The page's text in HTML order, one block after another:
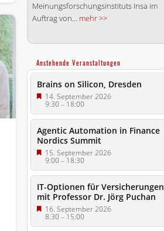
Meinungsforschungsinstituts Insa im
Auftrag von... mehr >>
Anstehende Veranstaltungen
Brains on Silicon, Dresden
14. September 2026
9:30–18:00
Agentic Automation in Finance
Nordics Summit
15. September 2026
9:00–18:30
IT-Optionen für Versicherungen
mit Professor Dr. Jörg Puchan
16. September 2026
8:30–15:00